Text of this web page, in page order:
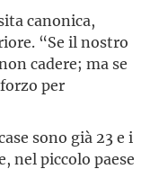
canonica,
“Se il nostro
cadere; ma se
per
sono già 23 e i
nel piccolo paese